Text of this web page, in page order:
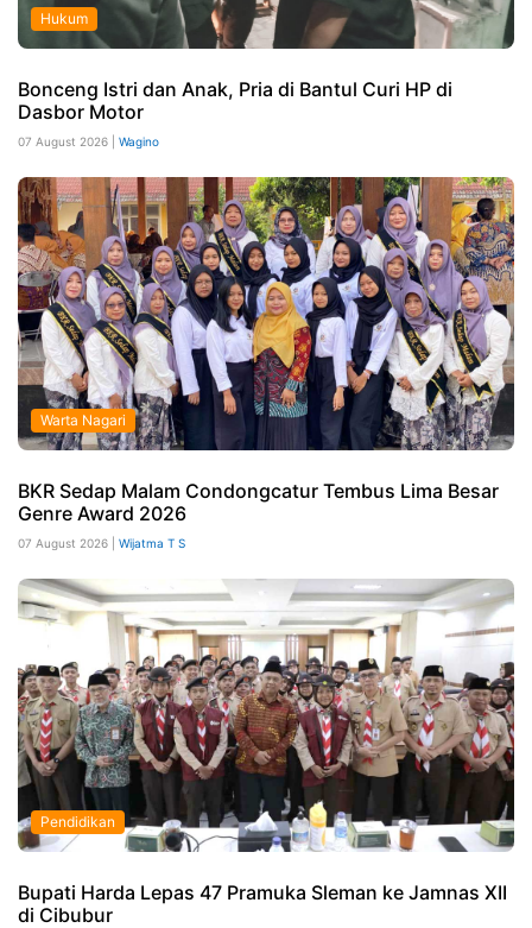
Hukum
Bonceng Istri dan Anak, Pria di Bantul Curi HP di
Dasbor Motor
07 August 2026 | Wagino
Warta Nagari
BKR Sedap Malam Condongcatur Tembus Lima Besar
Genre Award 2026
07 August 2026 | Wijatma T S
Pendidikan
Bupati Harda Lepas 47 Pramuka Sleman ke Jamnas XII
di Cibubur